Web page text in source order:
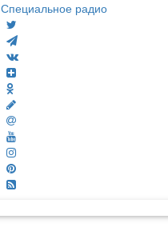
Специальное радио